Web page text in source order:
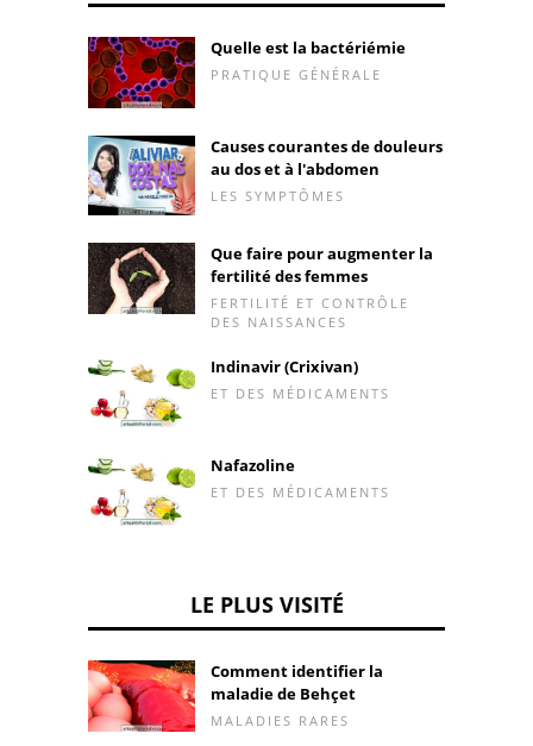
Quelle est la bactériémie
PRATIQUE GÉNÉRALE
Causes courantes de douleurs
au dos et à l'abdomen
LES SYMPTÔMES
Que faire pour augmenter la
fertilité des femmes
FERTILITÉ ET CONTRÔLE
DES NAISSANCES
Indinavir (Crixivan)
ET DES MÉDICAMENTS
Nafazoline
ET DES MÉDICAMENTS
LE PLUS VISITÉ
Comment identifier la
maladie de Behçet
MALADIES RARES